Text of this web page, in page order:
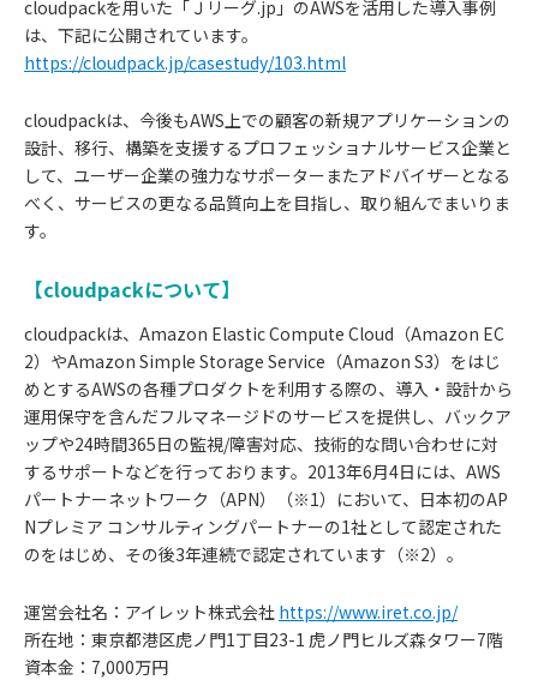
cloudpackを用いた「Ｊリーグ.jp」のAWSを活用した導入事例
は、下記に公開されています。
https://cloudpack.jp/casestudy/103.html
cloudpackは、今後もAWS上での顧客の新規アプリケーションの
設計、移行、構築を支援するプロフェッショナルサービス企業と
して、ユーザー企業の強力なサポーターまたアドバイザーとなる
べく、サービスの更なる品質向上を目指し、取り組んでまいりま
す。
【cloudpackについて】
cloudpackは、Amazon Elastic Compute Cloud（Amazon EC
2）やAmazon Simple Storage Service（Amazon S3）をはじ
めとするAWSの各種プロダクトを利用する際の、導入・設計から
運用保守を含んだフルマネージドのサービスを提供し、バックア
ップや24時間365日の監視/障害対応、技術的な問い合わせに対
するサポートなどを行っております。2013年6月4日には、AWS
パートナーネットワーク（APN）（※1）において、日本初のAP
Nプレミア コンサルティングパートナーの1社として認定された
のをはじめ、その後3年連続で認定されています（※2）。
運営会社名：アイレット株式会社 https://www.iret.co.jp/
所在地：東京都港区虎ノ門1丁目23-1 虎ノ門ヒルズ森タワー7階
資本金：7,000万円